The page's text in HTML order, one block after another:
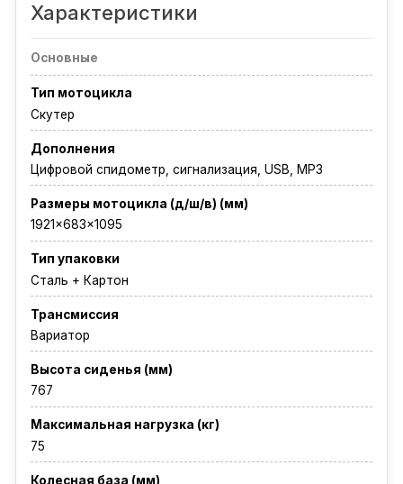
Характеристики
Основные
Тип мотоцикла
Скутер
Дополнения
Цифровой спидометр, сигнализация, USB, MP3
Размеры мотоцикла (д/ш/в) (мм)
1921×683×1095
Тип упаковки
Сталь + Картон
Трансмиссия
Вариатор
Высота сиденья (мм)
767
Максимальная нагрузка (кг)
75
Колесная база (мм)